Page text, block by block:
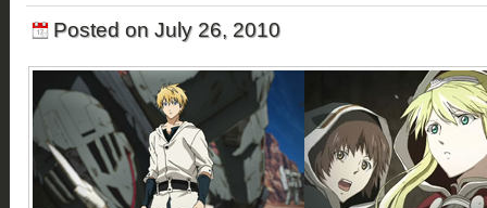
Posted on July 26, 2010